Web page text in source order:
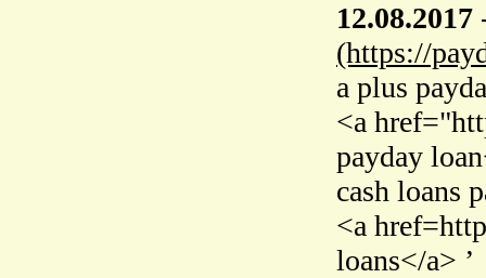
12.08.2017
(https://
a plus
<a
payday
cash loans
<a
loans</a> ’